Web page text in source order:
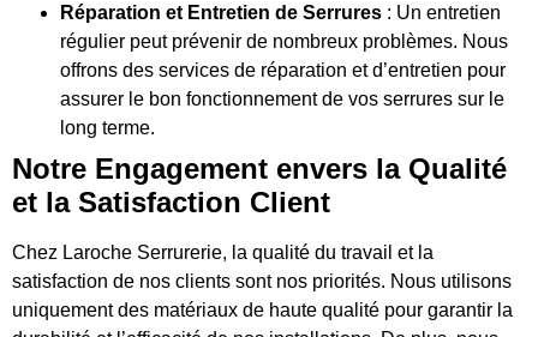
Réparation et Entretien de Serrures : Un entretien
régulier peut prévenir de nombreux problèmes. Nous
offrons des services de réparation et d’entretien pour
assurer le bon fonctionnement de vos serrures sur le
long terme.
Notre Engagement envers la Qualité
et la Satisfaction Client
Chez Laroche Serrurerie, la qualité du travail et la
satisfaction de nos clients sont nos priorités. Nous utilisons
uniquement des matériaux de haute qualité pour garantir la